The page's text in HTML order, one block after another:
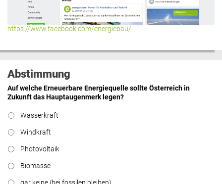
https://www.facebook.com/energiebau/
Abstimmung
Auf welche Erneuerbare Energiequelle sollte Österreich in
Zukunft das Hauptaugenmerk legen?
Wasserkraft
Windkraft
Photovoltaik
Biomasse